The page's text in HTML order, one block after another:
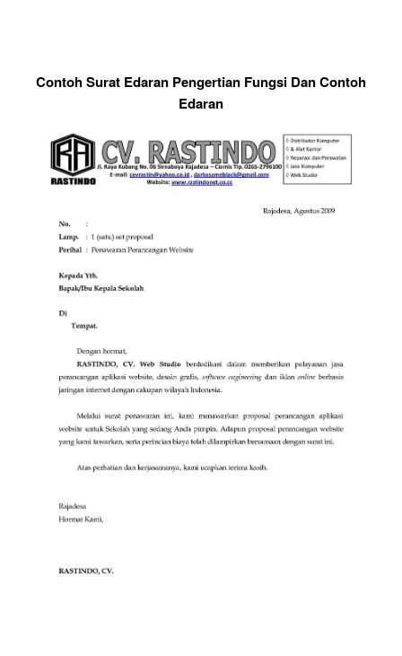
Contoh Surat Edaran Pengertian Fungsi Dan Contoh
Edaran